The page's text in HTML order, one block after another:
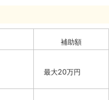
補助額
最大20万円